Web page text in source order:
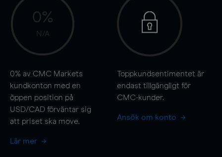
0%
N/A
0% av CMC Markets
kundkonton med en
öppen position på
USD/CAD förväntar sig
att priset ska move.
Lär mer
Toppkundsentimentet är
endast tillgängligt för
CMC-kunder.
Ansök om konto